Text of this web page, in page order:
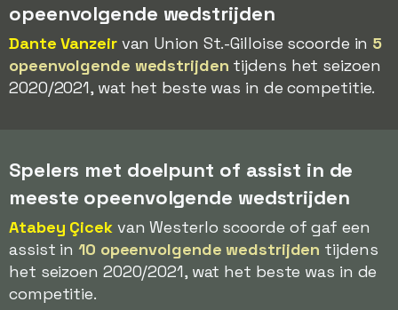
opeenvolgende wedstrijden
Dante Vanzeirvan Union St.-Gilloise scoorde in 5
opeenvolgende wedstrijden tijdens het seizoen
2020/2021, wat het beste was in de competitie.
Spelers met doelpunt of assist in de
meeste opeenvolgende wedstrijden
Atabey Çicekvan Westerlo scoorde of gaf een
assist in10 opeenvolgende wedstrijden tijdens
het seizoen 2020/2021, wat het beste was in de
competitie.